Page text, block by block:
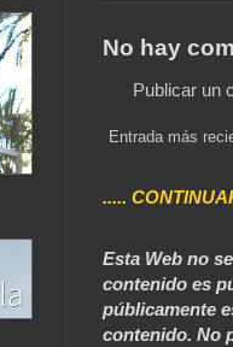
No hay
Publicar un
Entrada más
.....
Esta Web no
contenido es
públicamente
contenido. No